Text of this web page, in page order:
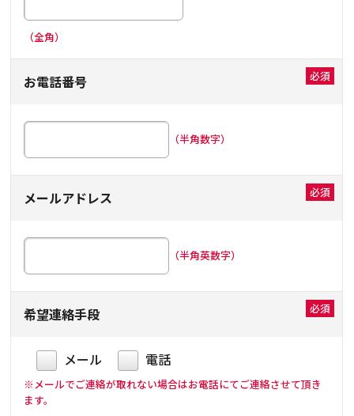
（全角）
お電話番号
（半角数字）
メールアドレス
（半角英数字）
希望連絡手段
メール 電話
※メールでご連絡が取れない場合はお電話にてご連絡させて頂き
ます。